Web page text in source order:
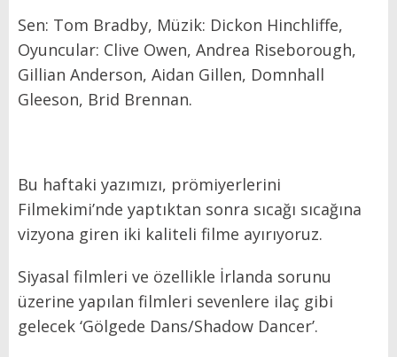
Sen: Tom Bradby, Müzik: Dickon Hinchliffe,
Oyuncular: Clive Owen, Andrea Riseborough,
Gillian Anderson, Aidan Gillen, Domnhall
Gleeson, Brid Brennan.
Bu haftaki yazımızı, prömiyerlerini
Filmekimi’nde yaptıktan sonra sıcağı sıcağına
vizyona giren iki kaliteli filme ayırıyoruz.
Siyasal filmleri ve özellikle İrlanda sorunu
üzerine yapılan filmleri sevenlere ilaç gibi
gelecek ‘Gölgede Dans/Shadow Dancer’.